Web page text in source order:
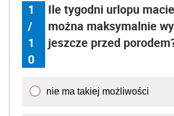
1
/
1
0
Ile tygodni urlopu
można maksymalnie
jeszcze przed
nie ma takiej możliwości